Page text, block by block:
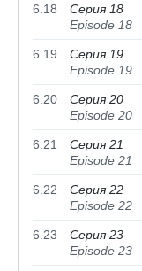
6.18
Серия 18
Episode 18
6.19
Серия 19
Episode 19
6.20
Серия 20
Episode 20
6.21
Серия 21
Episode 21
6.22
Серия 22
Episode 22
6.23
Серия 23
Episode 23